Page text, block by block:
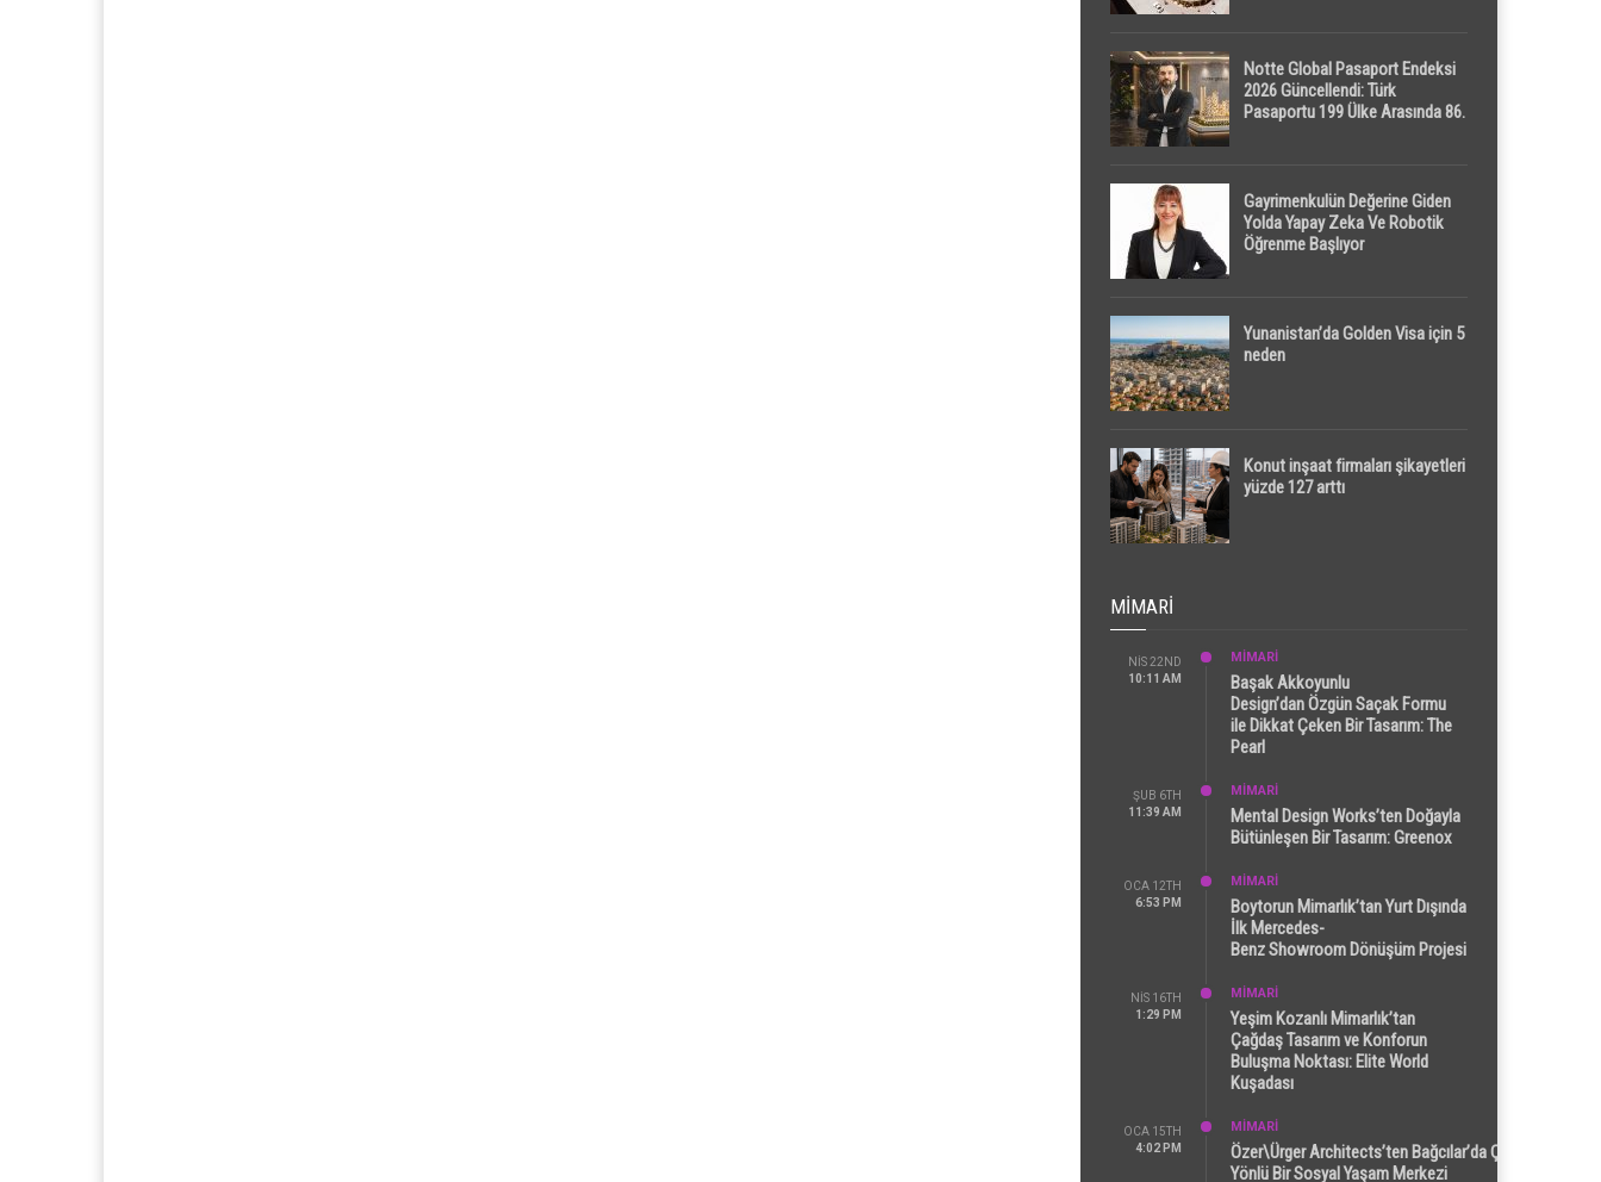
Notte Global Pasaport Endeksi
2026 Güncellendi: Türk
Pasaportu 199 Ülke Arasında 86.
Gayrimenkulün Değerine Giden
Yolda Yapay Zeka Ve Robotik
Öğrenme Başlıyor
Yunanistan’da Golden Visa için 5
neden
Konut inşaat firmaları şikayetleri
yüzde 127 arttı
MIMARI
NIS 22ND
10:11 AM
MİMARİ
Başak Akkoyunlu
Design’dan Özgün Saçak Formu
ile Dikkat Çeken Bir Tasarım: The
Pearl
ŞUB 6TH
11:39 AM
MİMARİ
Mental Design Works’ten Doğayla
Bütünleşen Bir Tasarım: Greenox
OCA 12TH
6:53 PM
MİMARİ
Boytorun Mimarlık’tan Yurt Dışında
İlk Mercedes-
Benz Showroom Dönüşüm Projesi
NIS 16TH
1:29 PM
MİMARİ
Yeşim Kozanlı Mimarlık’tan
Çağdaş Tasarım ve Konforun
Buluşma Noktası: Elite World
Kuşadası
OCA 15TH
4:02 PM
MİMARİ
Özer\Ürger Architects’ten Bağcılar’da Çok
Yönlü Bir Sosyal Yaşam Merkezi